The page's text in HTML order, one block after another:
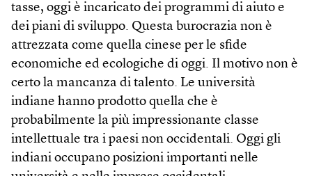
tasse, oggi è incaricato dei programmi di aiuto e
dei piani di sviluppo. Questa burocrazia non è
attrezzata come quella cinese per le sfide
economiche ed ecologiche di oggi. Il motivo non è
certo la mancanza di talento. Le università
indiane hanno prodotto quella che è
probabilmente la più impressionante classe
intellettuale tra i paesi non occidentali. Oggi gli
indiani occupano posizioni importanti nelle